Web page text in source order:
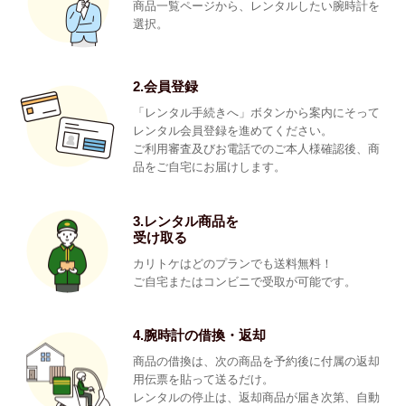
商品一覧ページから、レンタルしたい腕時計を
選択。
2.会員登録
「レンタル手続きへ」ボタンから案内にそって
レンタル会員登録を進めてください。
ご利用審査及びお電話でのご本人様確認後、商
品をご自宅にお届けします。
3.レンタル商品を
受け取る
カリトケはどのプランでも送料無料！
ご自宅またはコンビニで受取が可能です。
4.腕時計の借換・返却
商品の借換は、次の商品を予約後に付属の返却
用伝票を貼って送るだけ。
レンタルの停止は、返却商品が届き次第、自動